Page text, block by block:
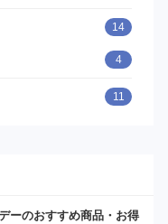
14
4
11
ーのおすすめ商品・お得